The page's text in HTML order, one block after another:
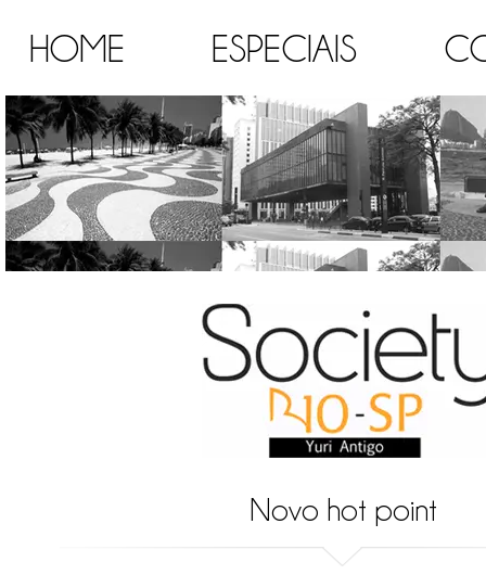
HOME ESPECIAIS
Novo hot point